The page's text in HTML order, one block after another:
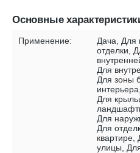
Основные
Применение:
Дача, Для
отделки,
Для
Для зоны
Для
Для
Для
квартире,
улицы,